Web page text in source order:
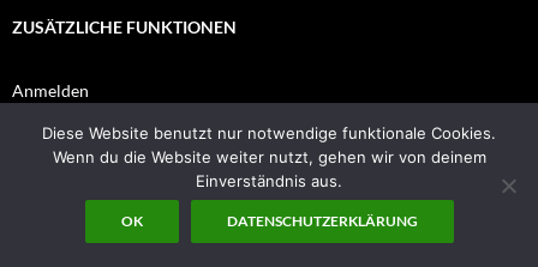
ZUSÄTZLICHE FUNKTIONEN
Anmelden
Eintrags-Feed
WordPress.org
Diese Website benutzt nur notwendige funktionale Cookies.
Wenn du die Website weiter nutzt, gehen wir von deinem
Einverständnis aus.
OK DATENSCHUTZERKLÄRUNG